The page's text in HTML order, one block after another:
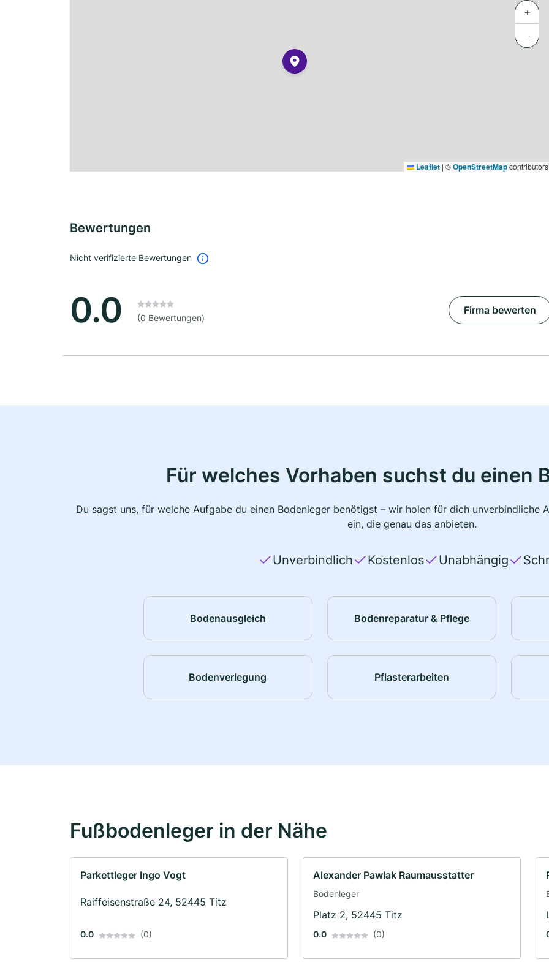
+
−
Leaflet | ©OpenStreetMapcontributors
Bewertungen
Nicht verifizierte Bewertungen
0.0 (0 Bewertungen)
Firma bewerten
Für welches Vorhaben suchst du einen
Du sagst uns, für welche Aufgabe du einen Bodenleger benötigst – wir holen für dich unverbindliche
ein, die genau das anbieten.
Unverbindlich Kostenlos Unabhängig
Bodenausgleich Bodenreparatur & Pflege
Bodenverlegung Pflasterarbeiten
Fußbodenleger in der Nähe
Parkettleger Ingo Vogt
Raiffeisenstraße 24, 52445 Titz
0.0 (0)
Alexander Pawlak Raumausstatter
Bodenleger
Platz 2, 52445 Titz
0.0 (0)